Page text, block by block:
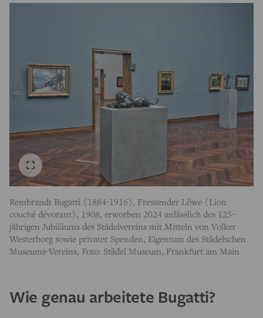
Rembrandt Bugatti (1884-1916), Fressender Löwe (Lion
couché dévorant), 1908, erworben 2024 anlässlich des 125-
jährigen Jubiläums des Städelvereins mit Mitteln von Volker
Westerborg sowie privater Spenden, Eigentum des Städelschen
Museums-Vereins, Foto: Städel Museum, Frankfurt am Main
Wie genau arbeitete Bugatti?